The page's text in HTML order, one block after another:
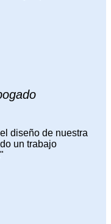
diseño de nuestra
un trabajo